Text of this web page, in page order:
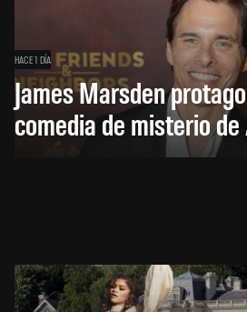
HACE 1 DÍA
James Marsden
comedia de misterio de